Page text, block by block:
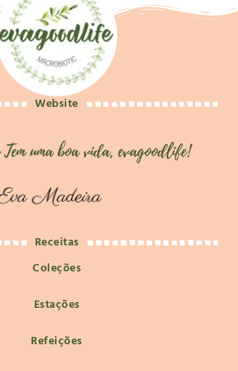
Website
Receitas
Coleções
Estações
Refeições